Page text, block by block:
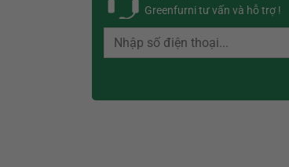
Greenfurni tư vấn và hỗ trợ !